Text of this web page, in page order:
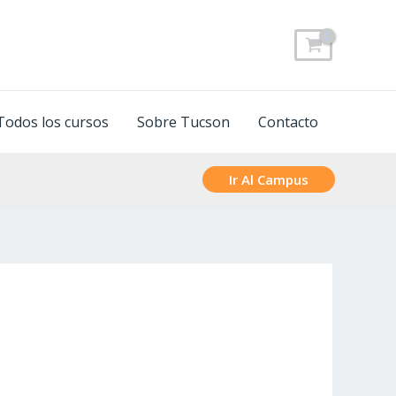
los cursos Sobre Tucson Contacto
Ir Al Campus